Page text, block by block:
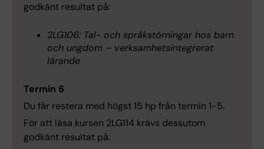
godkänt resultat på:
2LG106: Tal- och språkstörningar hos barn
och ungdom – verksamhetsintegrerat
lärande
Termin 6
Du får restera med högst 15 hp från termin 1-5.
För att läsa kursen 2LG114 krävs dessutom
godkänt resultat på: